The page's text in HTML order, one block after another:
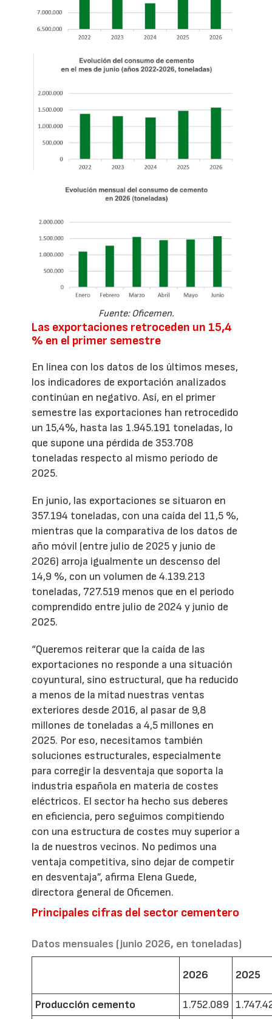
Fuente: Oficemen.
Las exportaciones retroceden un 15,4
% en el primer semestre
En línea con los datos de los últimos meses,
los indicadores de exportación analizados
continúan en negativo. Así, en el primer
semestre las exportaciones han retrocedido
un 15,4%, hasta las 1.945.191 toneladas, lo
que supone una pérdida de 353.708
toneladas respecto al mismo período de
2025.
En junio, las exportaciones se situaron en
357.194 toneladas, con una caída del 11,5 %,
mientras que la comparativa de los datos de
año móvil (entre julio de 2025 y junio de
2026) arroja igualmente un descenso del
14,9 %, con un volumen de 4.139.213
toneladas, 727.519 menos que en el periodo
comprendido entre julio de 2024 y junio de
2025.
“Queremos reiterar que la caída de las
exportaciones no responde a una situación
coyuntural, sino estructural, que ha reducido
a menos de la mitad nuestras ventas
exteriores desde 2016, al pasar de 9,8
millones de toneladas a 4,5 millones en
2025. Por eso, necesitamos también
soluciones estructurales, especialmente
para corregir la desventaja que soporta la
industria española en materia de costes
eléctricos. El sector ha hecho sus deberes
en eficiencia, pero seguimos compitiendo
con una estructura de costes muy superior a
la de nuestros vecinos. No pedimos una
ventaja competitiva, sino dejar de competir
en desventaja”, afirma Elena Guede,
directora general de Oficemen.
Principales cifras del sector cementero
Datos mensuales (junio 2026, en toneladas)
2026 2025
Producción cemento 1.752.089